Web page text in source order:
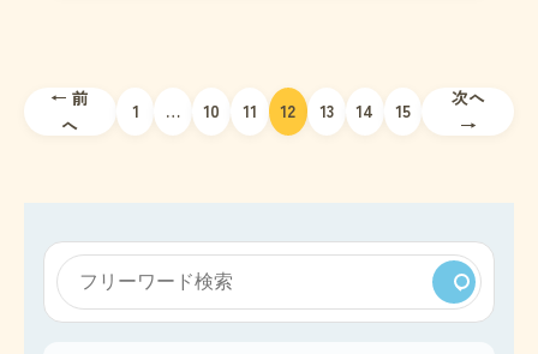
投
ゲ
← 前
へ
1 … 10 11 12 13 14 15
次へ
→